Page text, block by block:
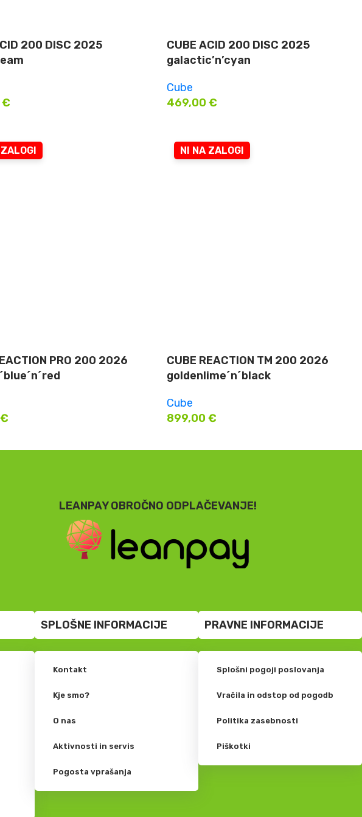
200 DISC 2025
€
CUBE ACID 200 DISC 2025
galactic’n’cyan
Cube
469,00 €
PRO 200 2026
€
NI NA ZALOGI
CUBE REACTION TM 200 2026
goldenlime´n´black
Cube
899,00 €
LEANPAY OBROČNO ODPLAČEVANJE!
SPLOŠNE INFORMACIJE
Kontakt
Kje smo?
O nas
Aktivnosti in servis
Pogosta vprašanja
PRAVNE INFORMACIJE
Splošni pogoji poslovanja
Vračila in odstop od pogodb
Politika zasebnosti
Piškotki